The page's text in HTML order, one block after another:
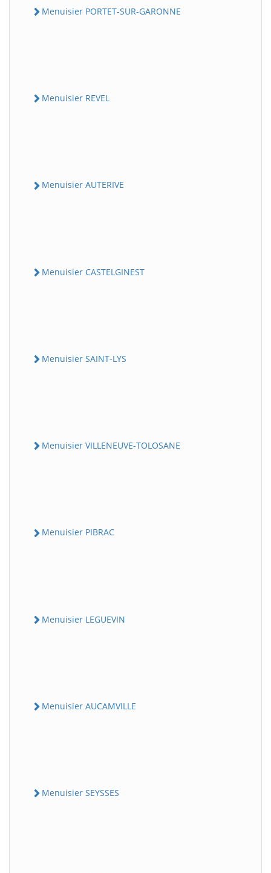
Menuisier PORTET-SUR-GARONNE
Menuisier REVEL
Menuisier AUTERIVE
Menuisier CASTELGINEST
Menuisier SAINT-LYS
Menuisier VILLENEUVE-TOLOSANE
Menuisier PIBRAC
Menuisier LEGUEVIN
Menuisier AUCAMVILLE
Menuisier SEYSSES